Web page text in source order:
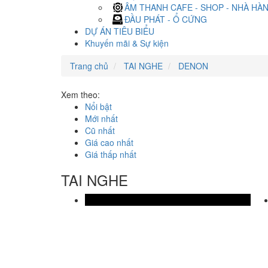
ÂM THANH CAFE - SHOP - NHÀ
ĐẦU PHÁT - Ổ CỨNG
DỰ ÁN TIÊU BIỂU
Khuyến mãi & Sự kiện
Trang chủ
TAI NGHE DENON
Xem theo:
Nổi bật
Mới nhất
Cũ nhất
Giá cao nhất
Giá thấp nhất
TAI NGHE